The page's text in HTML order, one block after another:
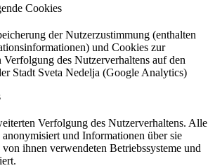
Cookies
der Nutzerzustimmung (enthalten
und Cookies zur
Verfolgung des Nutzerverhaltens auf den
Stadt Sveta Nedelja (Google Analytics)
Verfolgung des Nutzerverhaltens. Alle
und Informationen über sie
ihnen verwendeten Betriebssysteme und